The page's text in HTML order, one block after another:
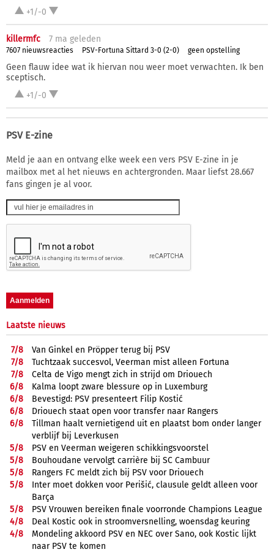
+1/-0
killermfc 7 ma geleden
7607 nieuwsreacties PSV-Fortuna Sittard 3-0 (2-0) geen opstelling
Geen flauw idee wat ik hiervan nou weer moet verwachten. Ik ben
sceptisch.
+1/-0
PSV E-zine
Meld je aan en ontvang elke week een vers PSV E-zine in je
mailbox met al het nieuws en achtergronden. Maar liefst 28.667
fans gingen je al voor.
Laatste nieuws
7/8
Van Ginkel en Pröpper terug bij PSV
7/8
Tuchtzaak succesvol, Veerman mist alleen Fortuna
7/8
Celta de Vigo mengt zich in strijd om Driouech
6/8
Kalma loopt zware blessure op in Luxemburg
6/8
Bevestigd: PSV presenteert Filip Kostić
6/8
Driouech staat open voor transfer naar Rangers
6/8
Tillman haalt vernietigend uit en plaatst bom onder langer
verblijf bij Leverkusen
5/8
PSV en Veerman weigeren schikkingsvoorstel
5/8
Bouhoudane vervolgt carrière bij SC Cambuur
5/8
Rangers FC meldt zich bij PSV voor Driouech
5/8
Inter moet dokken voor Perišić, clausule geldt alleen voor
Barça
5/8
PSV Vrouwen bereiken finale voorronde Champions League
4/8
Deal Kostic ook in stroomversnelling, woensdag keuring
4/8
Mondeling akkoord PSV en NEC over Sano, ook Kostic lijkt
naar PSV te komen